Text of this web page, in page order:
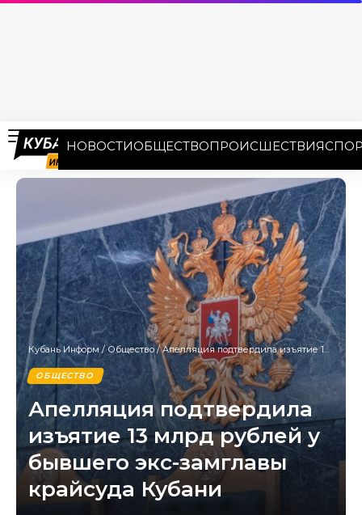
НОВОСТИОБЩЕСТВОПРОИСШЕСТВИЯ
Кубань Информ / Общество/Апелляция подтвердила изъятие 13 млрд рублей у бывшего экс-замглавы крайсуда Кубани
ОБЩЕСТВО
Апелляция подтвердила
изъятие 13 млрд рублей у
бывшего экс-замглавы
крайсуда Кубани